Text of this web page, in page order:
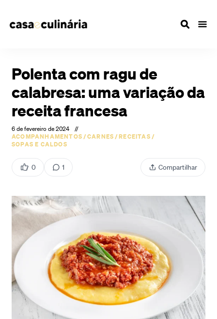
Polenta com ragu de
calabresa: uma variação da
receita francesa
6 de fevereiro de 2024
//
ACOMPANHAMENTOS/CARNES/RECEITAS/
SOPAS E CALDOS
0 1 Compartilhar